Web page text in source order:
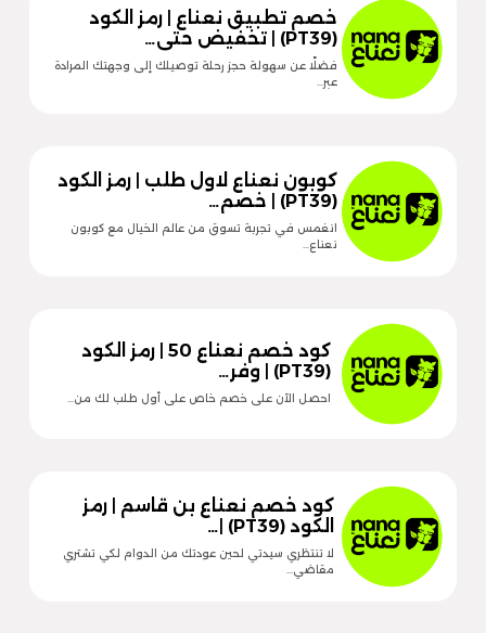
خصم تطبيق نعناع | رمز الكود
(PT39) | تخفيض حتى…
فضلًا عن سهولة حجز رحلة توصيلك إلى وجهتك المرادة
عبر…
كوبون نعناع لاول طلب | رمز الكود
(PT39) | خصم…
انغمس في تجربة تسوق من عالم الخيال مع كوبون
نعناع…
كود خصم نعناع 50 | رمز الكود
(PT39) | وفر…
احصل الآن على خصم خاص على أول طلب لك من…
كود خصم نعناع بن قاسم | رمز
الكود (PT39) |…
لا تنتظري سيدتي لحين عودتك من الدوام لكي تشتري
مقاضي…